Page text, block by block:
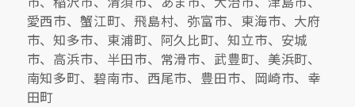
愛西市、蟹江町、飛島村、弥富市、東海市、大府
市、知多市、東浦町、阿久比町、知立市、安城
市、高浜市、半田市、常滑市、武豊町、美浜町、
南知多町、碧南市、西尾市、豊田市、岡崎市、幸
田町